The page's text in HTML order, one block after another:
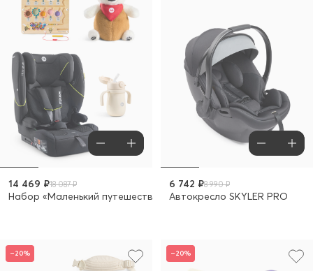
14 469 ₽18 087 ₽
Набор «Маленький путешественник» с автокреслом FIXER
6 742 ₽8 990 ₽
Автокресло SKYLER PRO
–20% –20%